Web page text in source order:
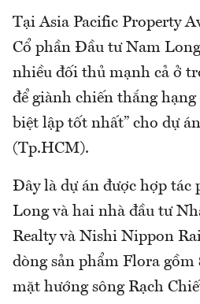
Tại Asia Pacific Property
Cổ phần Đầu tư Nam
nhiều đối thủ mạnh cả ở
để giành chiến thắng hạng
biệt lập tốt nhất” cho dự
(Tp.HCM).
Đây là dự án được hợp
Long và hai nhà đầu tư
Realty và Nishi Nippon
dòng sản phẩm Flora gồm
mặt hướng sông Rạch